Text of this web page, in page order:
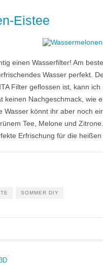
Eistee
einen Wasserfilter! Am
Wasser perfekt.
Filter geflossen ist, kann
keinen Nachgeschmack, wie
Wasser könnt ihr aber noch
Tee, Melone und
Erfrischung für die heißen
SOMMER DIY